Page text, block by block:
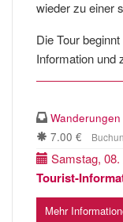
wieder zu einer
Die Tour
Information und
Wanderungen
7.00 €
Samstag,
Tourist-
Mehr